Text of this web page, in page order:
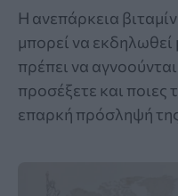
Η ανεπάρκεια
μπορεί να
πρέπει να
προσέξετε και
επαρκή πρόσληψή